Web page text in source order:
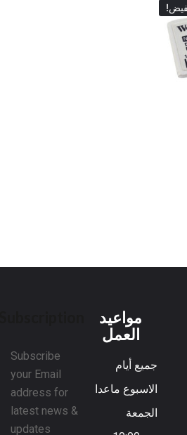
مواعيد
العمل
جميع أيام
الاسبوع ماعدا
الجمعة
Subscribe
your Email
address for
latest news &
updates